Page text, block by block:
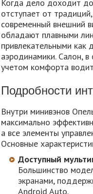
Когда дело доходит
отступает от
современный внешний
обладают плавными
привлекательными как
аэродинамики. Салон,
учетом комфорта
Подробности
Внутри минивэнов
максимально
а все элементы
Основные
Доступный
Большинство
экранами,
Android Auto.